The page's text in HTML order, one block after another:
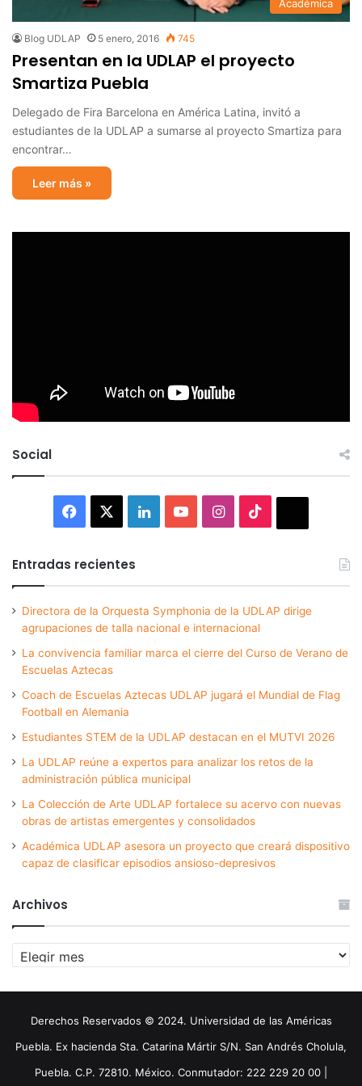
Académica
Blog UDLAP 5 enero, 2016 745
Presentan en la UDLAP el proyecto
Smartiza Puebla
Delegado de Fira Barcelona en América Latina, invitó a
estudiantes de la UDLAP a sumarse al proyecto Smartiza para
encontrar…
Leer más »
Social
Facebook LinkedInYouTubeInstagram
Entradas recientes
Directora de la Orquesta Symphonia de la UDLAP dirige
agrupaciones de talla nacional e internacional
La convivencia familiar marca el cierre del Curso de Verano de
Escuelas Aztecas
Coach de Escuelas Aztecas UDLAP jugará el Mundial de Flag
Football en Alemania
Estudiantes STEM de la UDLAP destacan en el MUTVI 2026
La UDLAP reúne a expertos para analizar los retos de la
administración pública municipal
La Colección de Arte UDLAP fortalece su acervo con nuevas
obras de artistas emergentes y consolidados
Académica UDLAP asesora un proyecto que creará dispositivo
capaz de clasificar episodios ansioso-depresivos
Archivos
Archivos
Derechos Reservados © 2024. Universidad de las Américas
Puebla. Ex hacienda Sta. Catarina Mártir S/N. San Andrés Cholula,
Puebla. C.P. 72810. México. Conmutador: 222 229 20 00 |